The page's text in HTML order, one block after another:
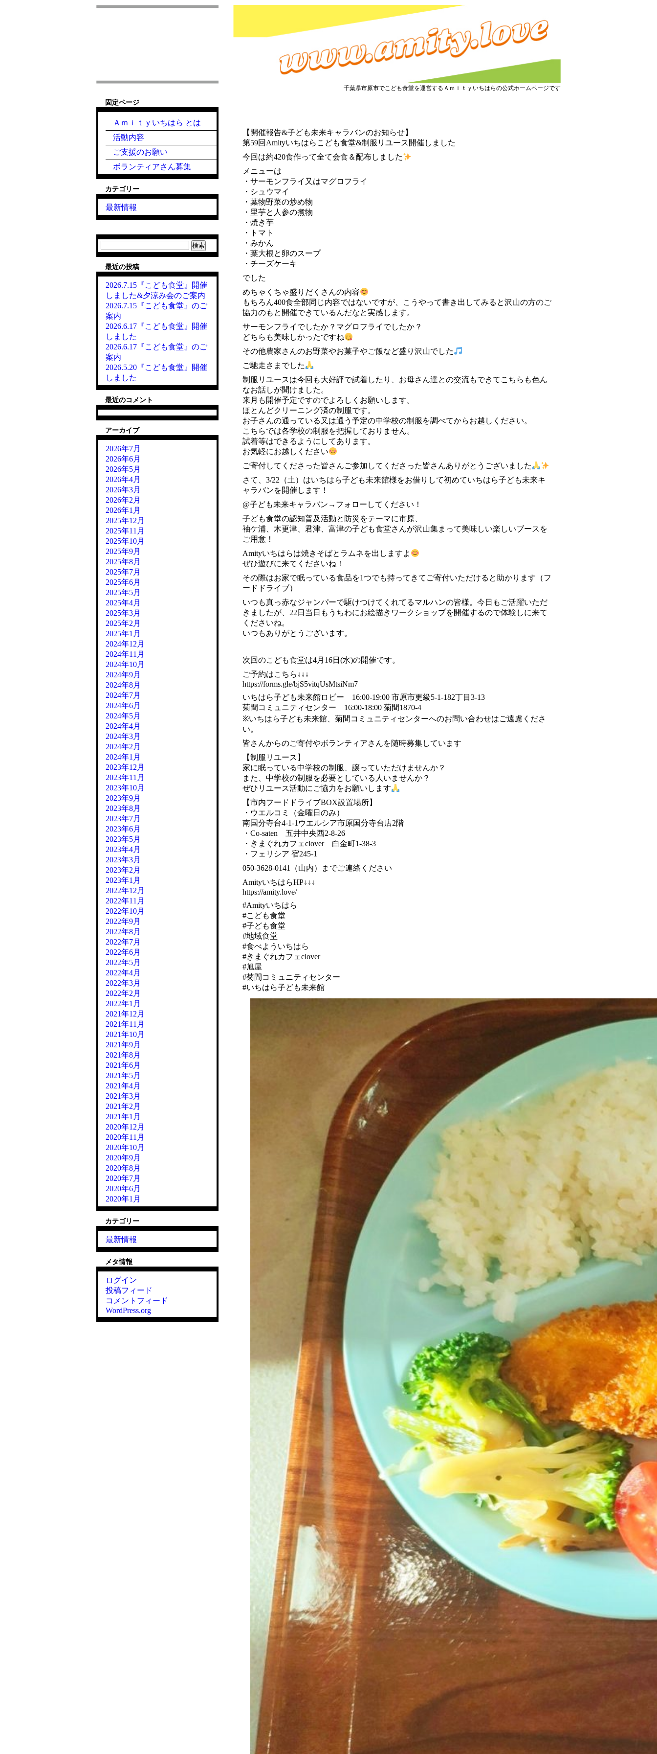
千葉県市原市でこども食堂を運営するＡｍｉｔｙいちはらの公式ホームページです
【開催報告&子ども未来キャラバンのお知らせ】
第59回Amityいちはらこども食堂&制服リユース開催しました
今回は約420食作って全て会食＆配布しました
メニューは
・サーモンフライ又はマグロフライ
・シュウマイ
・葉物野菜の炒め物
・里芋と人参の煮物
・焼き芋
・トマト
・みかん
・葉大根と卵のスープ
・チーズケーキ
でした
めちゃくちゃ盛りだくさんの内容
もちろん400食全部同じ内容ではないですが、こうやって書き出してみると沢山の方のご
協力のもと開催できているんだなと実感します。
サーモンフライでしたか？マグロフライでしたか？
どちらも美味しかったですね
その他農家さんのお野菜やお菓子やご飯など盛り沢山でした
ご馳走さまでした
制服リユースは今回も大好評で試着したり、お母さん達との交流もできてこちらも色ん
なお話しが聞けました。
来月も開催予定ですのでよろしくお願いします。
ほとんどクリーニング済の制服です。
お子さんの通っている又は通う予定の中学校の制服を調べてからお越しください。
こちらでは各学校の制服を把握しておりません。
試着等はできるようにしてあります。
お気軽にお越しください
ご寄付してくださった皆さんご参加してくださった皆さんありがとうございました
さて、3/22（土）はいちはら子ども未来館様をお借りして初めていちはら子ども未来キ
ャラバンを開催します！
@子ども未来キャラバン→フォローしてください！
子ども食堂の認知普及活動と防災をテーマに市原、
袖ケ浦、木更津、君津、富津の子ども食堂さんが沢山集まって美味しい楽しいブースを
ご用意！
Amityいちはらは焼きそばとラムネを出しますよ
ぜひ遊びに来てくださいね！
その際はお家で眠っている食品を1つでも持ってきてご寄付いただけると助かります（フ
ードドライブ）
いつも真っ赤なジャンパーで駆けつけてくれてるマルハンの皆様。今日もご活躍いただ
きましたが、22日当日もうちわにお絵描きワークショップを開催するので体験しに来て
くださいね。
いつもありがとうございます。
次回のこども食堂は4月16日(水)の開催です。
ご予約はこちら↓↓↓
https://forms.gle/bjS5vitqUsMtsiNm7
いちはら子ども未来館ロビー 16:00-19:00 市原市更級5-1-182丁目3-13
菊間コミュニティセンター 16:00-18:00 菊間1870-4
※いちはら子ども未来館、菊間コミュニティセンターへのお問い合わせはご遠慮くださ
い。
皆さんからのご寄付やボランティアさんを随時募集しています
【制服リユース】
家に眠っている中学校の制服、譲っていただけませんか？
また、中学校の制服を必要としている人いませんか？
ぜひリユース活動にご協力をお願いします
【市内フードドライブBOX設置場所】
・ウエルコミ（金曜日のみ）
南国分寺台4-1-1ウエルシア市原国分寺台店2階
・Co-saten 五井中央西2-8-26
・きまぐれカフェclover 白金町1-38-3
・フェリシア 宿245-1
050-3628-0141（山内）までご連絡ください
AmityいちはらHP↓↓↓
https://amity.love/
#Amityいちはら
#こども食堂
#子ども食堂
#地域食堂
#食べよういちはら
#きまぐれカフェclover
#旭屋
#菊間コミュニティセンター
#いちはら子ども未来館
固定ページ
Ａｍｉｔｙいちはら とは
活動内容
ご支援のお願い
ボランティアさん募集
カテゴリー
最新情報
索:
最近の投稿
2026.7.15『こども食堂』開催
しました&夕涼み会のご案内
2026.7.15『こども食堂』のご
案内
2026.6.17『こども食堂』開催
しました
2026.6.17『こども食堂』のご
案内
2026.5.20『こども食堂』開催
しました
最近のコメント
アーカイブ
2026年7月
2026年6月
2026年5月
2026年4月
2026年3月
2026年2月
2026年1月
2025年12月
2025年11月
2025年10月
2025年9月
2025年8月
2025年7月
2025年6月
2025年5月
2025年4月
2025年3月
2025年2月
2025年1月
2024年12月
2024年11月
2024年10月
2024年9月
2024年8月
2024年7月
2024年6月
2024年5月
2024年4月
2024年3月
2024年2月
2024年1月
2023年12月
2023年11月
2023年10月
2023年9月
2023年8月
2023年7月
2023年6月
2023年5月
2023年4月
2023年3月
2023年2月
2023年1月
2022年12月
2022年11月
2022年10月
2022年9月
2022年8月
2022年7月
2022年6月
2022年5月
2022年4月
2022年3月
2022年2月
2022年1月
2021年12月
2021年11月
2021年10月
2021年9月
2021年8月
2021年6月
2021年5月
2021年4月
2021年3月
2021年2月
2021年1月
2020年12月
2020年11月
2020年10月
2020年9月
2020年8月
2020年7月
2020年6月
2020年1月
カテゴリー
最新情報
メタ情報
ログイン
投稿フィード
コメントフィード
WordPress.org